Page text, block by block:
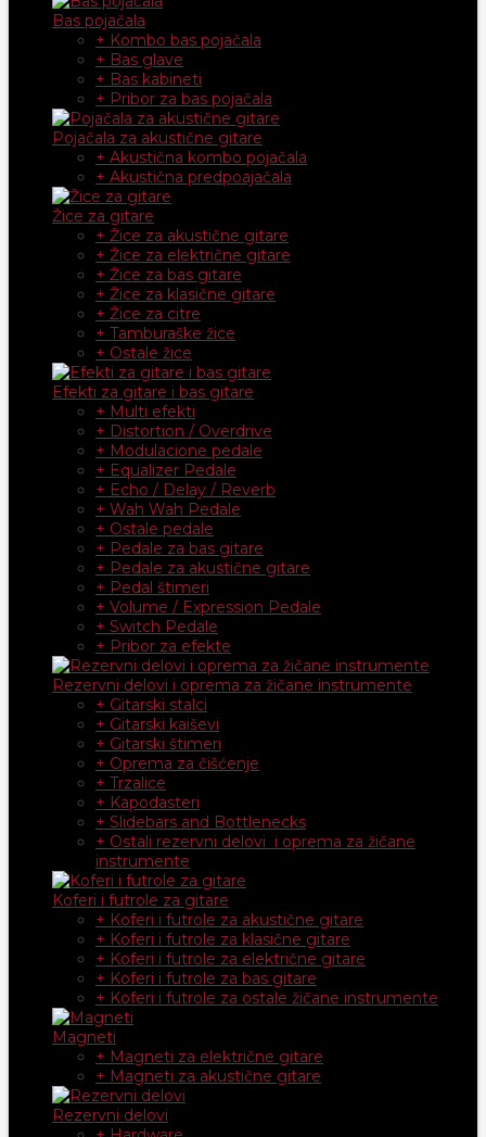
Bas pojačala
+ Kombo bas pojačala
+ Bas glave
+ Bas kabineti
+ Pribor za bas pojačala
Pojačala za akustične gitare
+ Akustična kombo pojačala
+ Akustična predpoajačala
Žice za gitare
+ Žice za akustične gitare
+ Žice za električne gitare
+ Žice za bas gitare
+ Žice za klasične gitare
+ Žice za citre
+ Tamburaške žice
+ Ostale žice
Efekti za gitare i bas gitare
+ Multi efekti
+ Distortion / Overdrive
+ Modulacione pedale
+ Equalizer Pedale
+ Echo / Delay / Reverb
+ Wah Wah Pedale
+ Ostale pedale
+ Pedale za bas gitare
+ Pedale za akustične gitare
+ Pedal štimeri
+ Volume / Expression Pedale
+ Switch Pedale
+ Pribor za efekte
Rezervni delovi i oprema za žičane instrumente
+ Gitarski stalci
+ Gitarski kaiševi
+ Gitarski štimeri
+ Oprema za čišćenje
+ Trzalice
+ Kapodasteri
+ Slidebars and Bottlenecks
+ Ostali rezervni delovi i oprema za žičane
instrumente
Koferi i futrole za gitare
+ Koferi i futrole za akustične gitare
+ Koferi i futrole za klasične gitare
+ Koferi i futrole za električne gitare
+ Koferi i futrole za bas gitare
+ Koferi i futrole za ostale žičane instrumente
Magneti
+ Magneti za električne gitare
+ Magneti za akustične gitare
Rezervni delovi